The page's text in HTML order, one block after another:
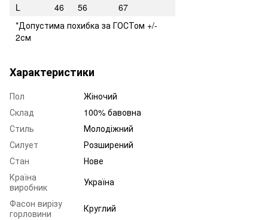
L
46 56
67
*Допустима похибка за ГОСТом +/-
2см
Характеристики
Пол
Жіночий
Склад
100% бавовна
Стиль
Молодіжний
Силует
Розширений
Стан
Нове
Країна
виробник
Україна
Фасон вирізу
горловини
Круглий